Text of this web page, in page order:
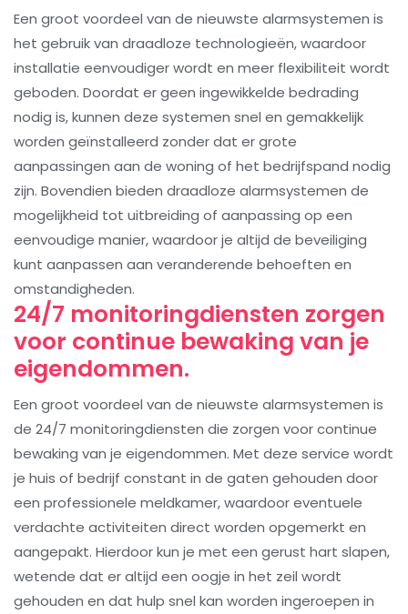
Een groot voordeel van de nieuwste alarmsystemen is
het gebruik van draadloze technologieën, waardoor
installatie eenvoudiger wordt en meer flexibiliteit wordt
geboden. Doordat er geen ingewikkelde bedrading
nodig is, kunnen deze systemen snel en gemakkelijk
worden geïnstalleerd zonder dat er grote
aanpassingen aan de woning of het bedrijfspand nodig
zijn. Bovendien bieden draadloze alarmsystemen de
mogelijkheid tot uitbreiding of aanpassing op een
eenvoudige manier, waardoor je altijd de beveiliging
kunt aanpassen aan veranderende behoeften en
omstandigheden.
24/7 monitoringdiensten zorgen
voor continue bewaking van je
eigendommen.
Een groot voordeel van de nieuwste alarmsystemen is
de 24/7 monitoringdiensten die zorgen voor continue
bewaking van je eigendommen. Met deze service wordt
je huis of bedrijf constant in de gaten gehouden door
een professionele meldkamer, waardoor eventuele
verdachte activiteiten direct worden opgemerkt en
aangepakt. Hierdoor kun je met een gerust hart slapen,
wetende dat er altijd een oogje in het zeil wordt
gehouden en dat hulp snel kan worden ingeroepen in